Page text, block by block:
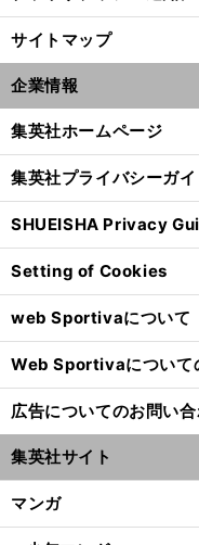
サイトマップ
企業情報
集英社ホームページ
集英社プライバシーガ
SHUEISHA Privacy
Setting of Cookies
web Sportivaについて
Web Sportivaについて
広告についてのお問い
集英社サイト
マンガ